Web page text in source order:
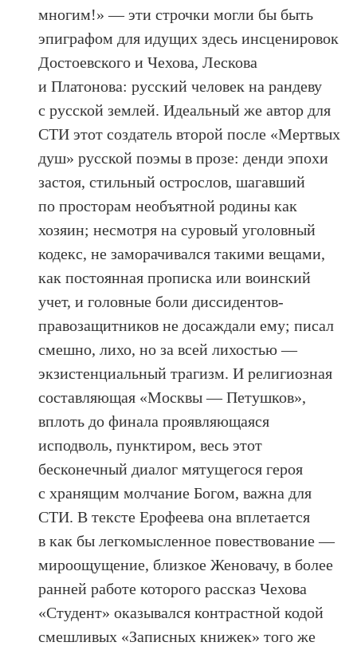
многим!» — эти строчки могли бы быть
эпиграфом для идущих здесь инсценировок
Достоевского и Чехова, Лескова
и Платонова: русский человек на рандеву
с русской землей. Идеальный же автор для
СТИ этот создатель второй после «Мертвых
душ» русской поэмы в прозе: денди эпохи
застоя, стильный острослов, шагавший
по просторам необъятной родины как
хозяин; несмотря на суровый уголовный
кодекс, не заморачивался такими вещами,
как постоянная прописка или воинский
учет, и головные боли диссидентов-
правозащитников не досаждали ему; писал
смешно, лихо, но за всей лихостью —
экзистенциальный трагизм. И религиозная
составляющая «Москвы — Петушков»,
вплоть до финала проявляющаяся
исподволь, пунктиром, весь этот
бесконечный диалог мятущегося героя
с хранящим молчание Богом, важна для
СТИ. В тексте Ерофеева она вплетается
в как бы легкомысленное повествование —
мироощущение, близкое Женовачу, в более
ранней работе которого рассказ Чехова
«Студент» оказывался контрастной кодой
смешливых «Записных книжек» того же